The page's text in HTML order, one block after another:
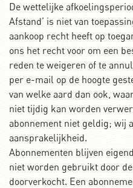
De wettelijke
Afstand’ is niet van
aankoop recht heeft op
ons het recht voor om een
reden te weigeren of te
per e-mail op de hoogte
van welke aard dan ook,
niet tijdig kan worden
abonnement niet geldig; wij
aansprakelijkheid.
Abonnementen blijven
niet worden gebruikt door
doorverkocht. Een